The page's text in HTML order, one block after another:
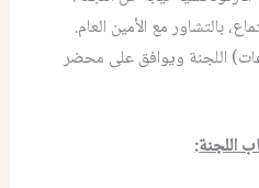
بالتشاور مع الأمين العام.
اللجنة ويوافق على محضر
اللجنة: